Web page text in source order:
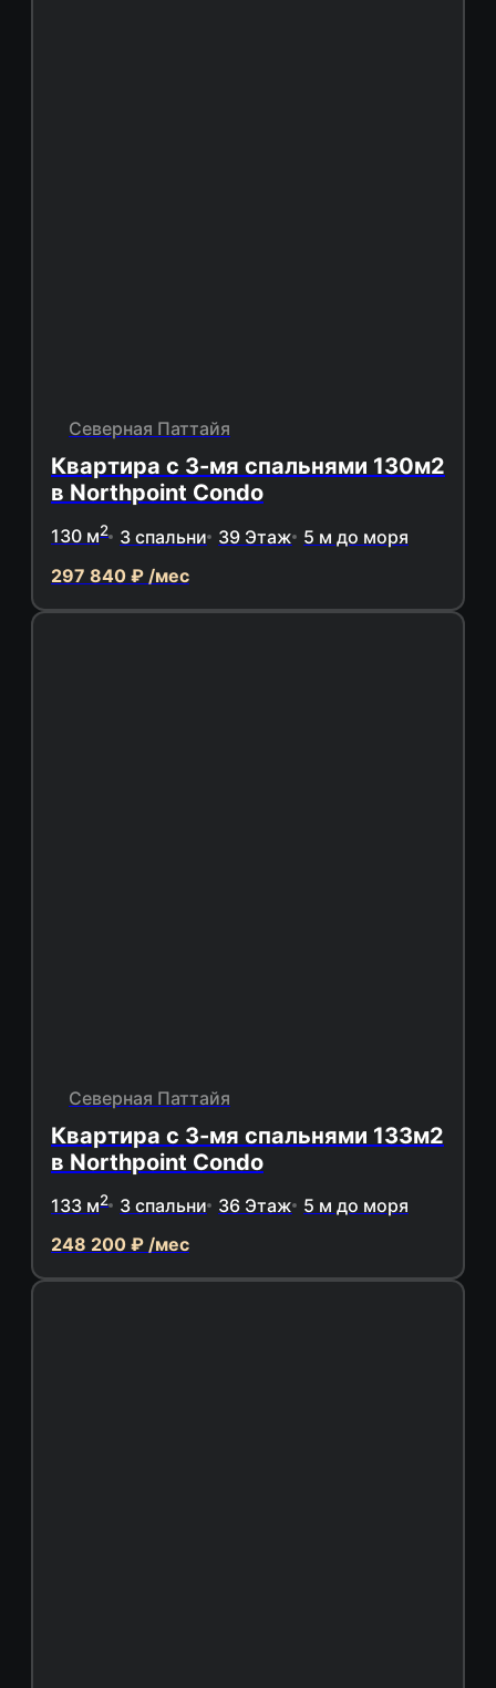
Северная Паттайя
Квартира с 3-мя спальнями 130м2
в Northpoint Condo
130 м2 3 спальни 39 Этаж 5 м до моря
297 840 ₽ /мес
Северная Паттайя
Квартира с 3-мя спальнями 133м2
в Northpoint Condo
133 м2 3 спальни 36 Этаж 5 м до моря
248 200 ₽ /мес